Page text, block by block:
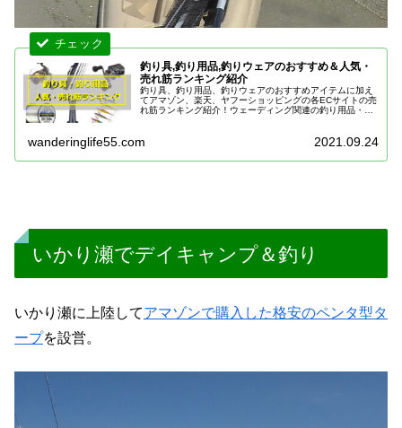
釣り具,釣り用品,釣りウェアのおすすめ＆人気・
売れ筋ランキング紹介
釣り具、釣り用品、釣りウェアのおすすめアイテムに加え
てアマゾン、楽天、ヤフーショッピングの各ECサイトの売
れ筋ランキング紹介！ウェーディング関連の釣り用品・装
wanderinglife55.com 2021.09.24
いかり瀬でデイキャンプ＆釣り
いかり瀬に上陸してアマゾンで購入した格安のペンタ型タ
ープを設営。